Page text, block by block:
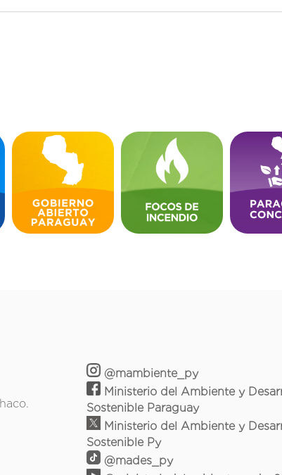
@mambiente_py
Ministerio del Ambiente y
Sostenible Paraguay
Ministerio del Ambiente y
Sostenible Py
@mades_py